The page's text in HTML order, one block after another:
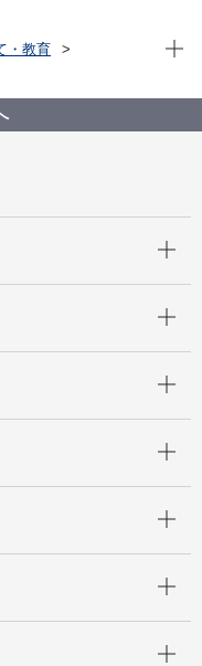
・教育
材調達に関する取組
現在